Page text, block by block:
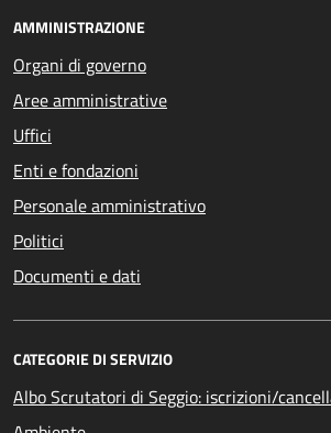
AMMINISTRAZIONE
Organi di governo
Aree amministrative
Uffici
Enti e fondazioni
Personale amministrativo
Politici
Documenti e dati
CATEGORIE DI SERVIZIO
Albo Scrutatori di Seggio: iscrizioni/